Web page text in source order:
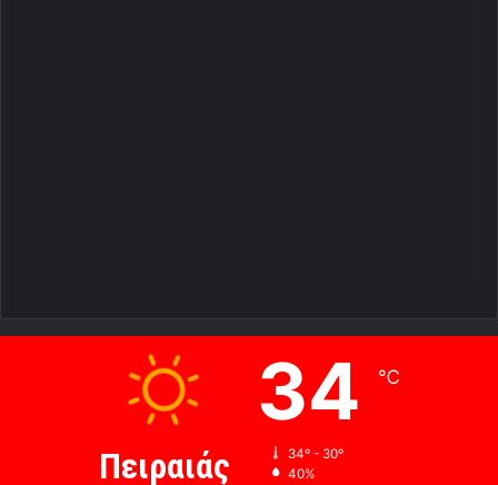
Πειραιάς
34 ℃
34º - 30º
40%